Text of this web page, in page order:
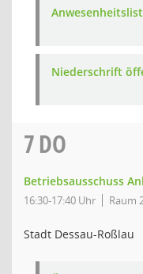
Niederschrift
7DO
Betriebsausschuss
16:30-17:40 Uhr Raum
Stadt Dessau-Roßlau